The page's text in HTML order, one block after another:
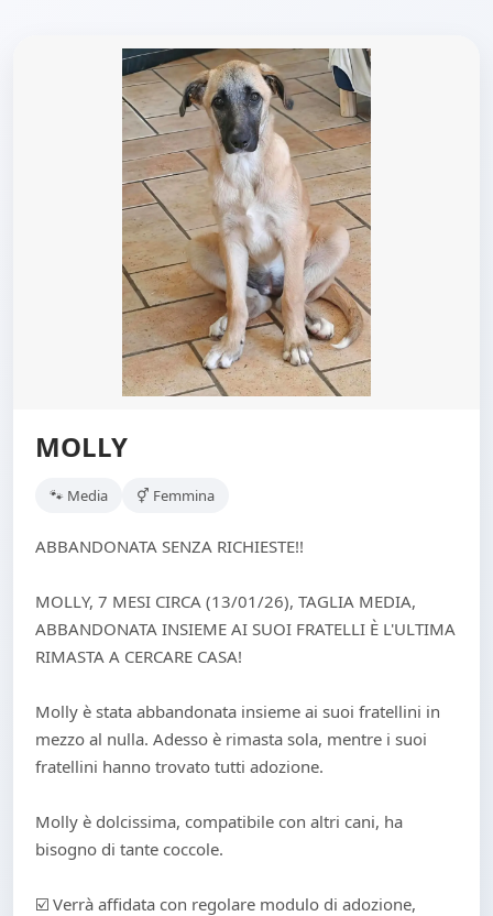
MOLLY
🐾 Media ⚥ Femmina
ABBANDONATA SENZA RICHIESTE!!
MOLLY, 7 MESI CIRCA (13/01/26), TAGLIA MEDIA,
ABBANDONATA INSIEME AI SUOI FRATELLI È L'ULTIMA
RIMASTA A CERCARE CASA!
Molly è stata abbandonata insieme ai suoi fratellini in
mezzo al nulla. Adesso è rimasta sola, mentre i suoi
fratellini hanno trovato tutti adozione.
Molly è dolcissima, compatibile con altri cani, ha
bisogno di tante coccole.
☑️ Verrà affidata con regolare modulo di adozione,